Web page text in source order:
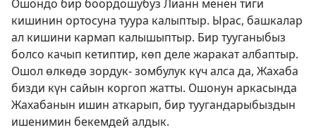
Ошондо бир боордошубуз Лианн менен тиги
кишинин ортосуна туура калыптыр. Ырас, башкалар
ал кишини кармап калышыптыр. Бир тууганыбыз
болсо качып кетиптир, көп деле жаракат албаптыр.
Ошол өлкөдө зордук- зомбулук күч алса да, Жахаба
бизди күн сайын коргоп жатты. Ошонун аркасында
Жахабанын ишин аткарып, бир туугандарыбыздын
ишенимин бекемдей алдык.